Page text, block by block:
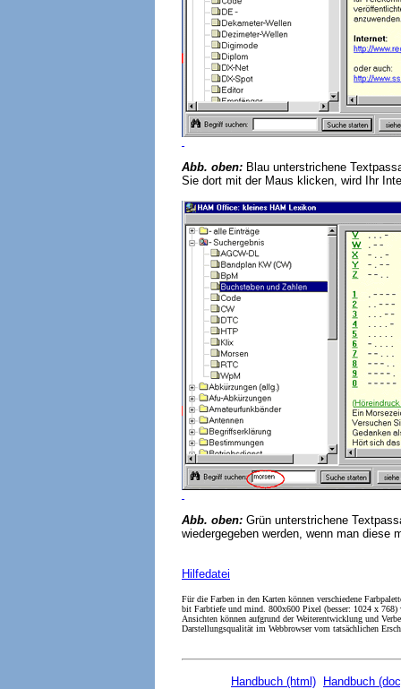
Abb. oben: Blau unterstrichene
Sie dort mit der Maus klicken, wird Ihr
Abb. oben: Grün unterstrichene
wiedergegeben werden, wenn man diese
Hilfedatei
Für die Farben in den Karten können verschiedene
bit Farbtiefe und mind. 800x600 Pixel (besser: 1024 x
Ansichten können aufgrund der Weiterentwicklung und
Darstellungsqualität im Webbrowser vom tatsächlichen
Handbuch (html) Handbuch